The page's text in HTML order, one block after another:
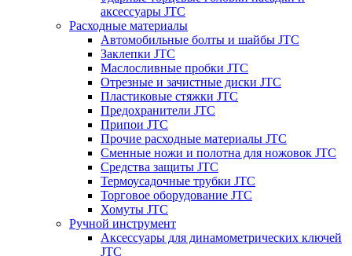
аксессуары JTC
Расходные материалы
Автомобильные болты и шайбы JTC
Заклепки JTC
Маслосливные пробки JTC
Отрезные и зачистные диски JTC
Пластиковые стяжки JTC
Предохранители JTC
Припои JTC
Прочие расходные материалы JTC
Сменные ножи и полотна для ножовок JTC
Средства защиты JTC
Термоусадочные трубки JTC
Торговое оборудование JTC
Хомуты JTC
Ручной инструмент
Аксессуары для динамометрических ключей
JTC